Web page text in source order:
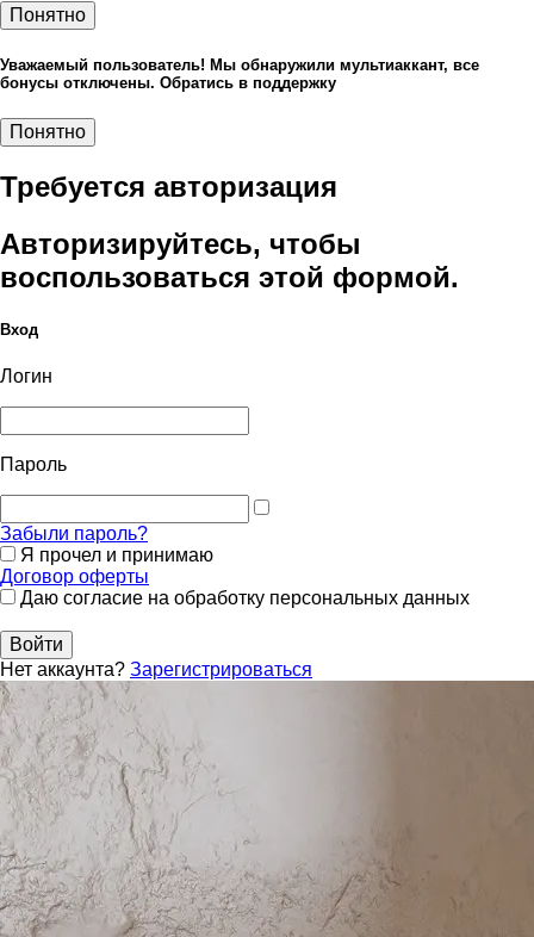
Понятно
Уважаемый пользователь! Мы обнаружили мультиаккант, все
бонусы отключены. Обратись в поддержку
Понятно
Требуется авторизация
Авторизируйтесь, чтобы
воспользоваться этой формой.
Вход
Логин
Пароль
Забыли пароль?
Я прочел и принимаю
Договор оферты
Даю согласие на обработку персональных данных
Войти
Нет аккаунта? Зарегистрироваться